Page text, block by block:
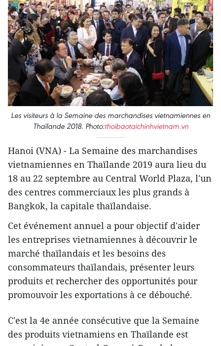
Les visiteurs à la Semaine des marchandises vietnamiennes en
Thaïlande 2018. Photo:thoibaotaichinhvietnam.vn
Hanoi (VNA) - La Semaine des marchandises
vietnamiennes en Thaïlande 2019 aura lieu du
18 au 22 septembre au Central World Plaza, l'un
des centres commerciaux les plus grands à
Bangkok, la capitale thaïlandaise.
Cet événement annuel a pour objectif d'aider
les entreprises vietnamiennes à découvrir le
marché thaïlandais et les besoins des
consommateurs thaïlandais, présenter leurs
produits et rechercher des opportunités pour
promouvoir les exportations à ce débouché.
C'est la 4e année consécutive que la Semaine
des produits vietnamiens en Thaïlande est